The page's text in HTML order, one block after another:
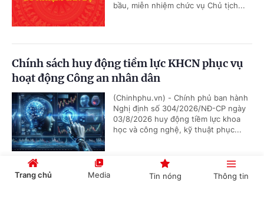
bầu, miễn nhiệm chức vụ Chủ tịch...
Chính sách huy động tiềm lực KHCN phục vụ
hoạt động Công an nhân dân
(Chinhphu.vn) - Chính phủ ban hành
Nghị định số 304/2026/NĐ-CP ngày
03/8/2026 huy động tiềm lực khoa
học và công nghệ, kỹ thuật phục...
Trang chủ Media Tin nóng Thông tin